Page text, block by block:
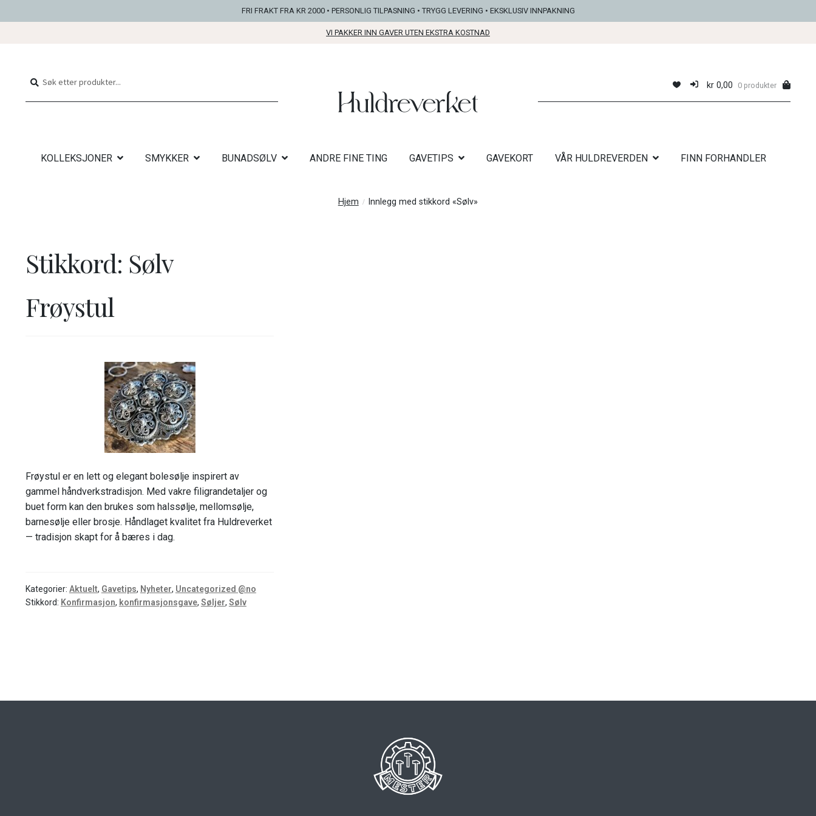
FRI FRAKT FRA KR 2000 • PERSONLIG TILPASNING • TRYGG LEVERING • EKSKLUSIV INNPAKNING
VI PAKKER INN GAVER UTEN EKSTRA KOSTNAD
navigasjon
Søk
Søk
kr0,00 0 produkter
KOLLEKSJONER SMYKKER BUNADSØLV ANDRE FINE TING GAVETIPS GAVEKORT VÅR HULDREVERDEN FINN FORHANDLER
Hjem Innlegg med stikkord «Sølv»
Stikkord: Sølv
Frøystul
Frøystul er en lett og elegant bolesølje inspirert av
gammel håndverkstradisjon. Med vakre filigrandetaljer og
buet form kan den brukes som halssølje, mellomsølje,
barnesølje eller brosje. Håndlaget kvalitet fra Huldreverket
— tradisjon skapt for å bæres i dag.
Kategorier: Aktuelt, Gavetips, Nyheter, Uncategorized @no
Stikkord: Konfirmasjon, konfirmasjonsgave, Søljer, Sølv